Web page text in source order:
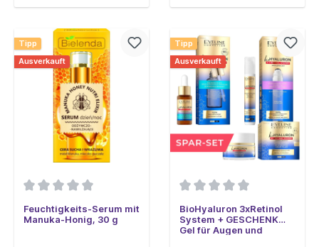
Tipp
Ausverkauft
Feuchtigkeits-Serum mit
Manuka-Honig, 30 g
Tipp
Ausverkauft
BioHyaluron 3xRetinol
System + GESCHENK
Gel für Augen und